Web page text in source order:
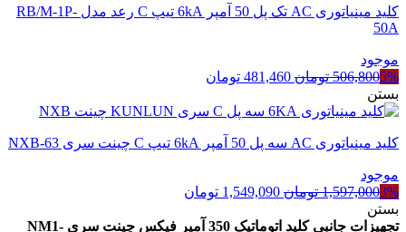
کلید مینیاتوری AC تک پل 50 آمپر 6kA تیپ C رعد مدل RB/M-1P-
50A
موجود
5%
506,800 تومان قیمت
506,800 تومان
481,460 تومان
481,460 تومان
بستن
کلید مینیاتوری AC سه پل 50 آمپر 6kA تیپ C چینت سری NXB-63
موجود
3%
1,597,000 تومان قیمت
1,597,000 تومان
1,549,090 تومان
1,549,090 تومان
بستن
تجهیزات جانبی کلید اتوماتیک 350 آمپر فیکس چینت سری NM1-